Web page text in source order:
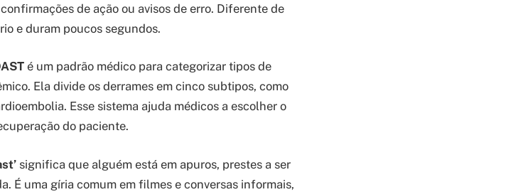
de ação ou avisos de erro. Diferente de
e duram poucos segundos.
é um padrão médico para categorizar tipos de
Ela divide os derrames em cinco subtipos, como
Esse sistema ajuda médicos a escolher o
do paciente.
significa que alguém está em apuros, prestes a ser
É uma gíria comum em filmes e conversas informais,